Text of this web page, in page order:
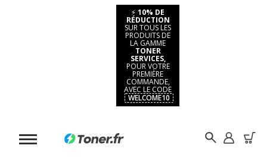
⚡ 10% DE
RÉDUCTION
SUR TOUS LES
PRODUITS DE
LA GAMME
TONER
SERVICES,
POUR VOTRE
PREMIÈRE
COMMANDE,
AVEC LE CODE
WELCOME10